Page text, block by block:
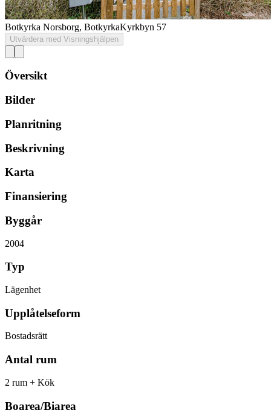
Botkyrka Norsborg, BotkyrkaKyrkbyn 57
Utvärdera med Visningshjälpen
Översikt
Bilder
Planritning
Beskrivning
Karta
Finansiering
Byggår
2004
Typ
Lägenhet
Upplåtelseform
Bostadsrätt
Antal rum
2 rum + Kök
Boarea/Biarea